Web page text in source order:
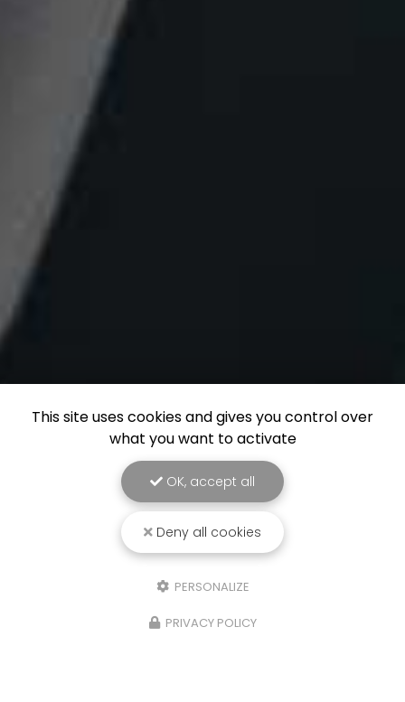
This site uses cookies and gives you control over
what you want to activate
OK, accept all
Deny all cookies
PERSONALIZE
PRIVACY POLICY